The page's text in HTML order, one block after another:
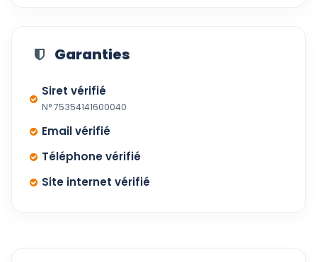
Garanties
Siret vérifié
N° 75354141600040
Email vérifié
Téléphone vérifié
Site internet vérifié